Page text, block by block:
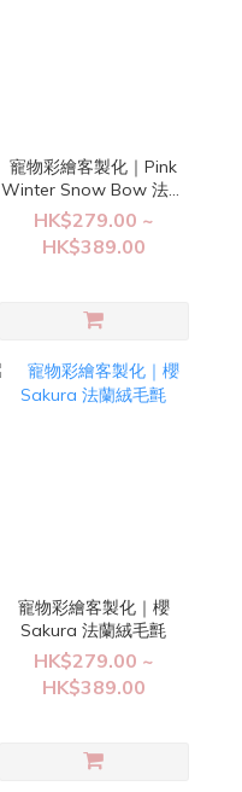
寵物彩繪客製化｜Pink
Winter Snow Bow 法蘭
絨毛氈
HK$279.00 ~
HK$389.00
寵物彩繪客製化｜櫻
Sakura 法蘭絨毛氈
HK$279.00 ~
HK$389.00